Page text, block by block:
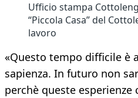
Ufficio stampa
“Piccola Casa” del
lavoro
«Questo tempo difficile è
sapienza. In futuro non
perchè queste esperienze